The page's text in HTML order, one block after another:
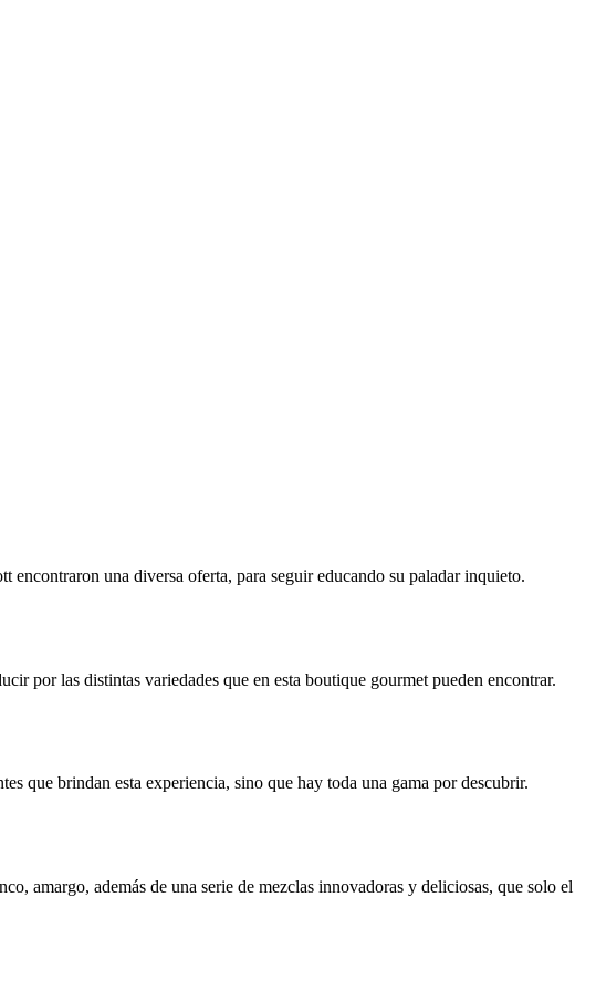
encontraron una diversa oferta, para seguir educando su paladar inquieto.
por las distintas variedades que en esta boutique gourmet pueden encontrar.
que brindan esta experiencia, sino que hay toda una gama por descubrir.
amargo, además de una serie de mezclas innovadoras y deliciosas, que solo el